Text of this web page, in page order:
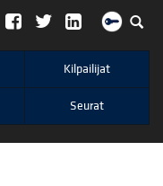
Kilpailijat
Seurat